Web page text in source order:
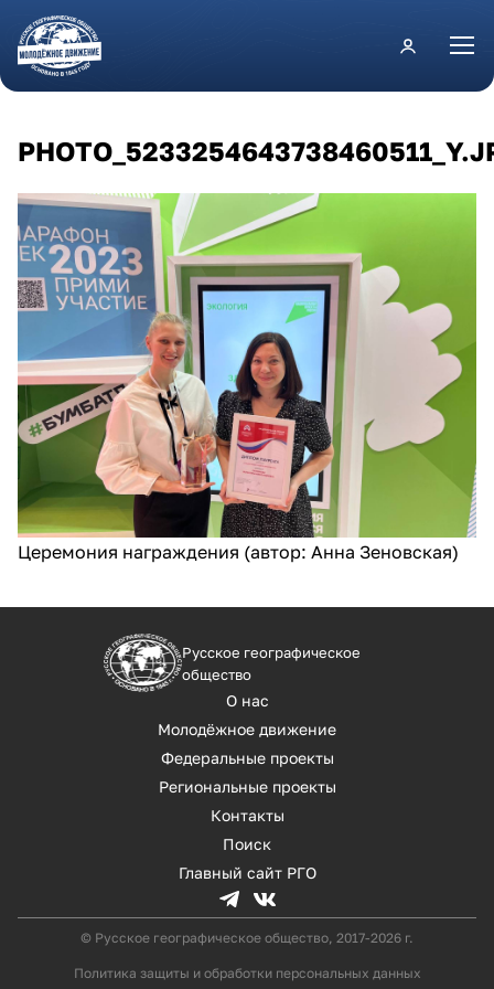
Перейти к основному содержанию
Церемония награждения (автор: Анна Зеновская)
Русское географическое
общество
О нас
Молодёжное движение
Федеральные проекты
Региональные проекты
Контакты
Поиск
Главный сайт РГО
© Русское географическое общество, 2017-2026 г.
Политика защиты и обработки персональных данных